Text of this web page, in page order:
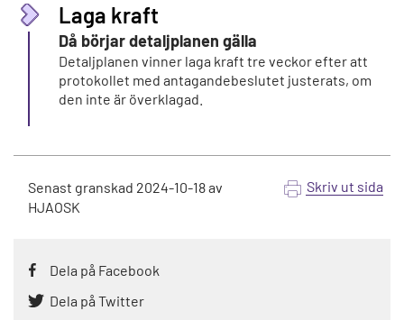
Laga kraft
Då börjar detaljplanen gälla
Detaljplanen vinner laga kraft tre veckor efter att
protokollet med antagandebeslutet justerats, om
den inte är överklagad.
Senast granskad 2024-10-18av
HJAOSK
Skriv ut sida
Dela på Facebook
Dela på Twitter